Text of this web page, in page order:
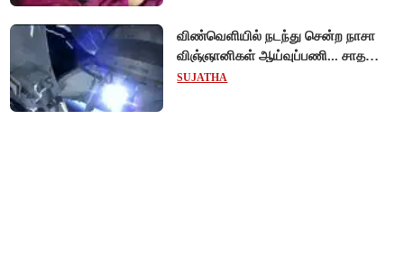
விண்வெளியில் நடந்து சென்ற நாசா
விஞ்ஞானிகள் ஆய்வுப்பணி... சாதனை
!
SUJATHA